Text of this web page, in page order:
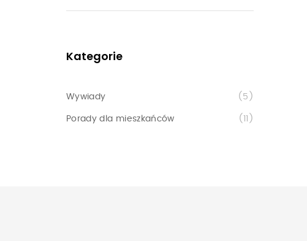
Kategorie
Wywiady (5)
Porady dla mieszkańców (11)